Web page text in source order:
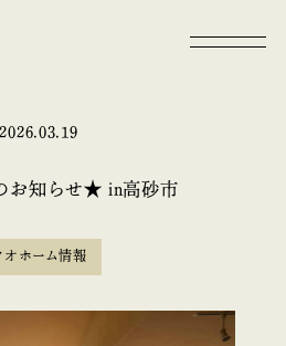
2026.03.19
お知らせ★ in高砂市
オホーム情報